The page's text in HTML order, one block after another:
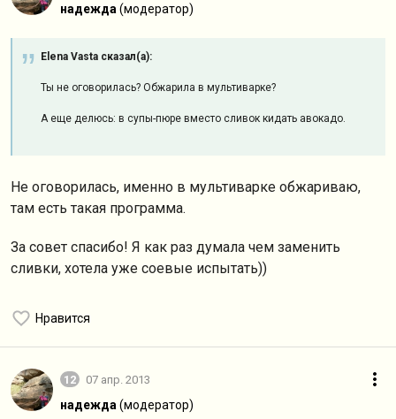
надежда (модератор)
Elena Vasta сказал(а):
Ты не оговорилась? Обжарила в мультиварке?
А еще делюсь: в супы-пюре вместо сливок кидать авокадо.
Не оговорилась, именно в мультиварке обжариваю,
там есть такая программа.
За совет спасибо! Я как раз думала чем заменить
сливки, хотела уже соевые испытать))
Нравится
12 07 апр. 2013
надежда (модератор)